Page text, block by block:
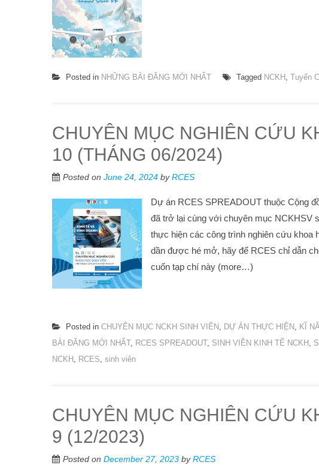
Posted in NHỮNG BÀI ĐĂNG MỚI NHẤT Tagged NCKH , Tuyển
CHUYÊN MỤC NGHIÊN CỨU
10 (THÁNG 06/2024)
Posted on June 24, 2024 byRCES
Dự án RCES SPREADOUT thuộc Cộng
đã trở lại cùng với chuyên mục NCKHSV
thực hiện các công trình nghiên cứu khoa
dần được hé mở, hãy để RCES chỉ dẫn
cuốn tạp chí này (more…)
Posted in CHUYÊN MỤC NCKH SINH VIÊN, DỰ ÁN THỰC HIỆN, KĨ
BÀI ĐĂNG MỚI NHẤT, RCES SPREADOUT, SINH VIÊN KINH TẾ NCKH ,
NCKH , RCES, sinh viên
CHUYÊN MỤC NGHIÊN CỨU
9 (12/2023)
Posted on December 27, 2023 byRCES